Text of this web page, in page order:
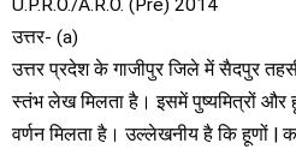
U.P.R.O./A.R.O. (Pre) 2014
उत्तर- (a)
उत्तर प्रदेश के गाजीपुर जिले में सैदपुर
स्तंभ लेख मिलता है। इसमें पुष्यमित्रों और
वर्णन मिलता है। उल्लेखनीय है कि हूणों |